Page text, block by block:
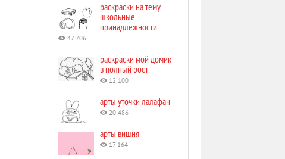
раскраски на тему
школьные
принадлежности
47 706
раскраски мой домик
в полный рост
12 100
арты уточки лалафан
20 486
арты вишня
17 164